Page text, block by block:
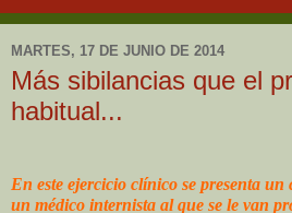
MARTES, 17 DE JUNIO DE 2014
Más sibilancias que el
habitual...
En este ejercicio clínico se presenta un
un médico internista al que se le van